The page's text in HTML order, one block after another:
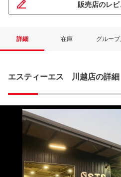
販売店のレ
詳細 在庫 グルー
エスティーエス 川越店の詳細